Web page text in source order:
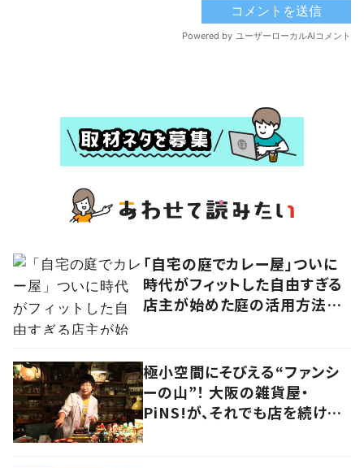
「自宅の庭でカレー屋」ついに
時代がフィットした自由すぎる
店主が始めた庭の活用方法に
極小空間にそびえる“ファンシ
ーの山”！ 大阪の雑貨屋・
PiNS!が、それでも店を続ける